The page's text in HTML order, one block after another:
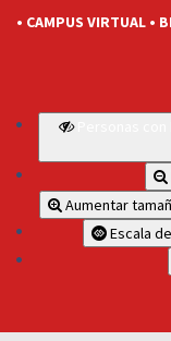
• CAMPUS VIRTUAL •
Aumentar
Escala